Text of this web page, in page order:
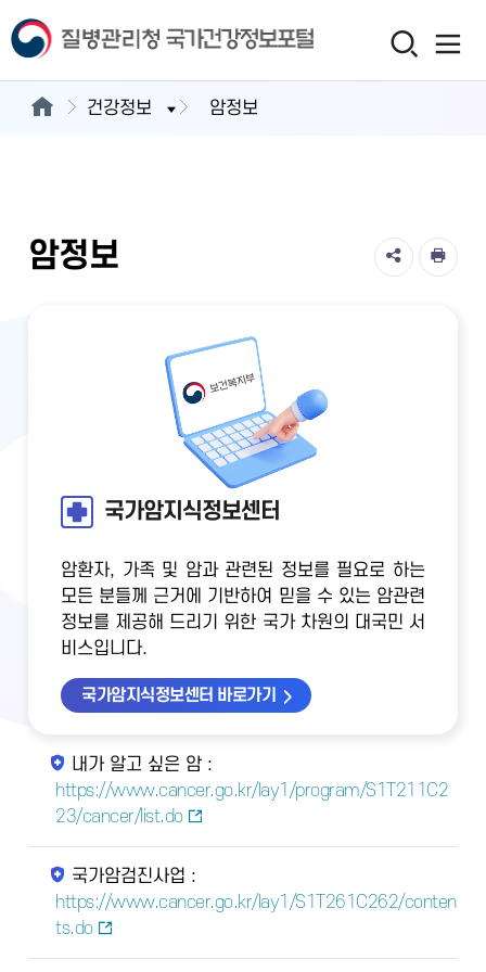
건강정보 암정보
암정보
국가암지식정보센터
암환자, 가족 및 암과 관련된 정보를 필요로 하는
모든 분들께 근거에 기반하여 믿을 수 있는 암관련
정보를 제공해 드리기 위한 국가 차원의 대국민 서
비스입니다.
국가암지식정보센터 바로가기
내가 알고 싶은 암 :
https://www.cancer.go.kr/lay1/program/S1T211C2
23/cancer/list.do
국가암검진사업 :
https://www.cancer.go.kr/lay1/S1T261C262/conten
ts.do